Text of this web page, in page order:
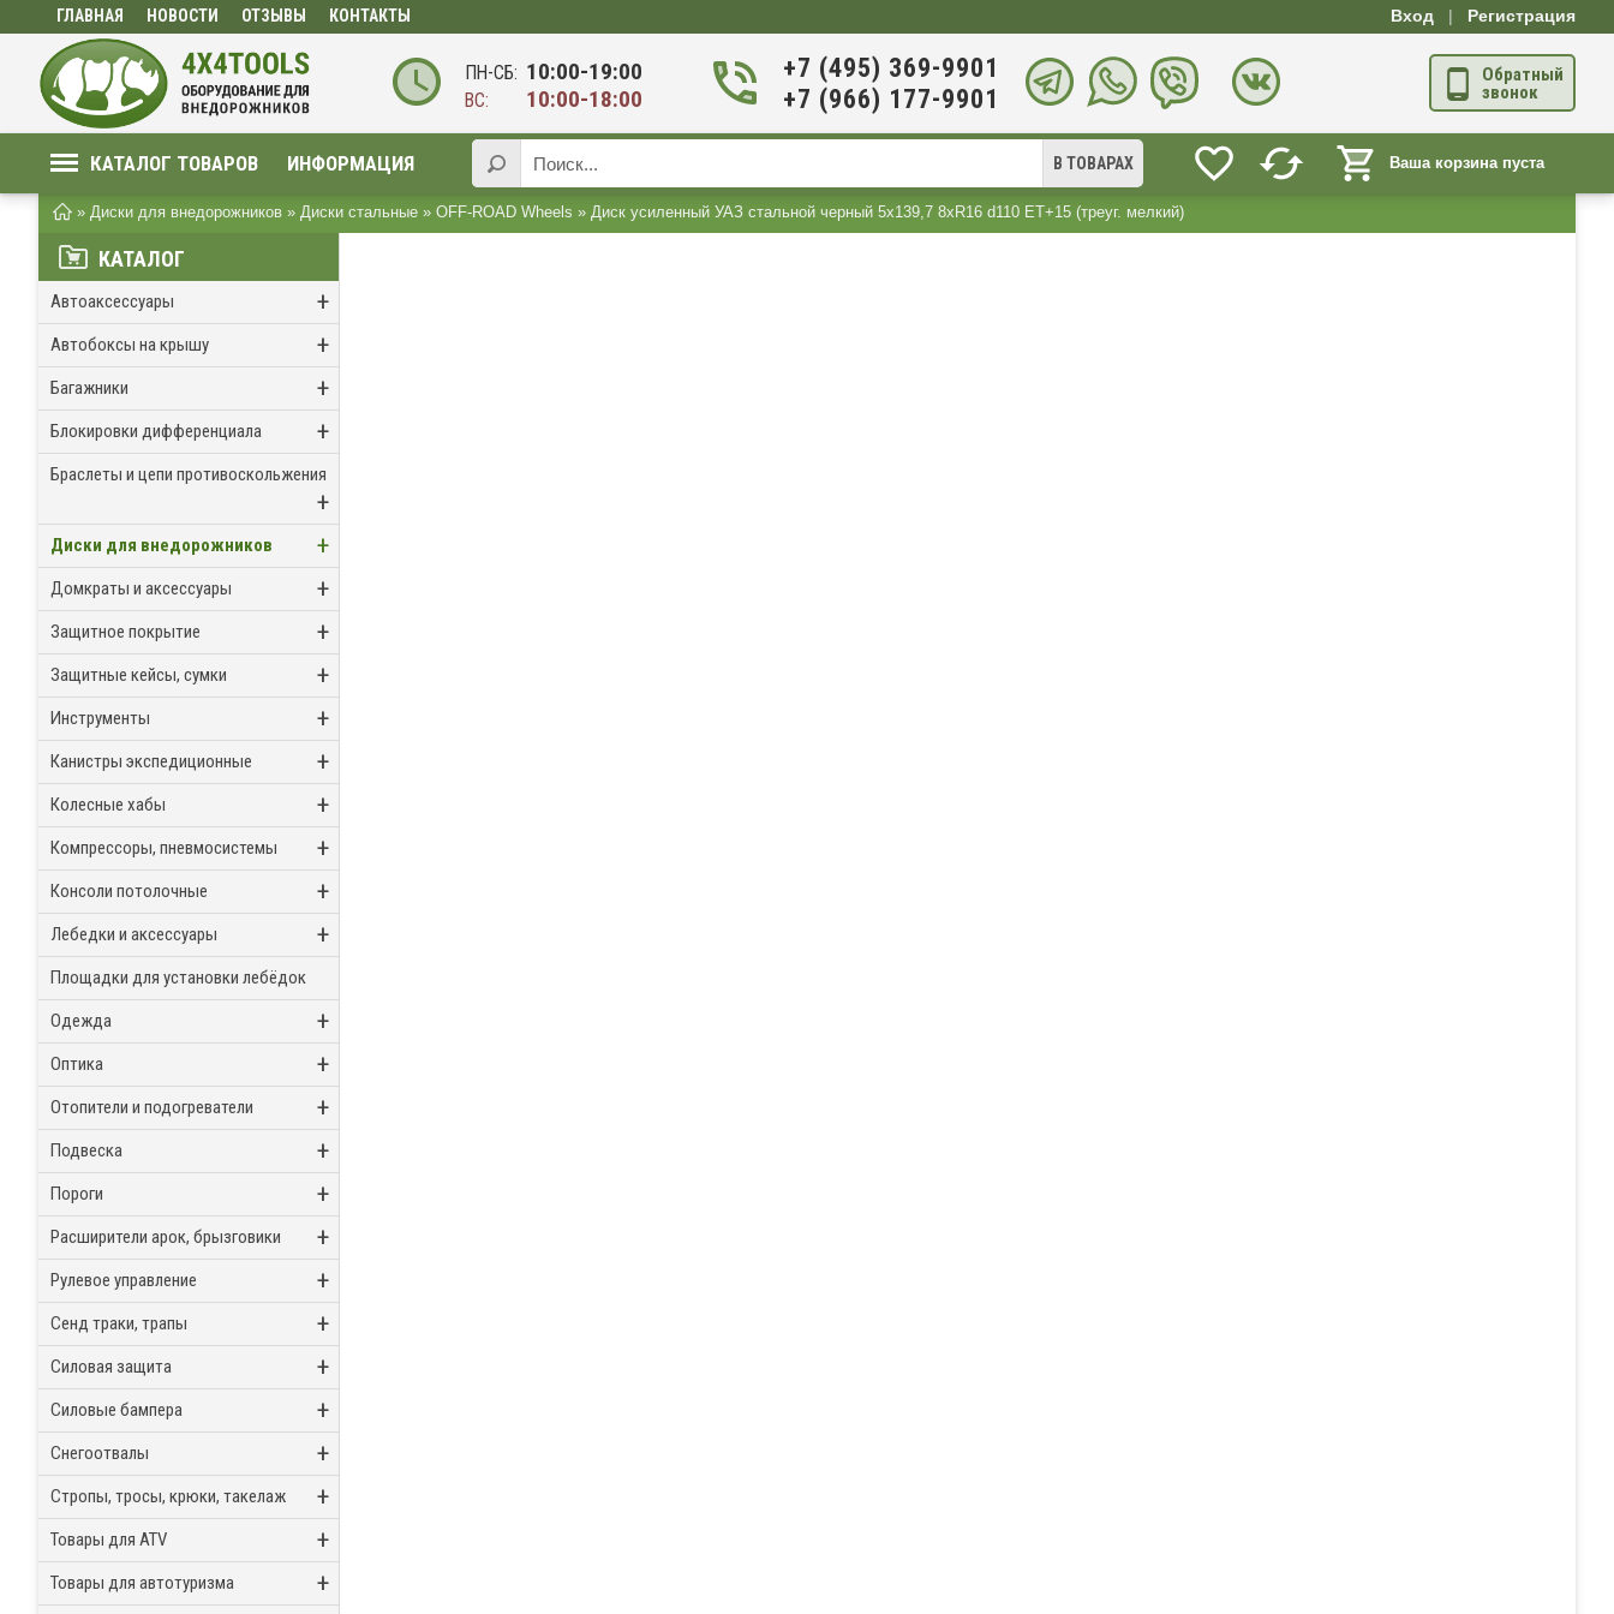
ГЛАВНАЯ НОВОСТИ ОТЗЫВЫ КОНТАКТЫ Вход | Регистрация
ПН-СБ: 10:00-19:00
ВС: 10:00-18:00
+7 (495) 369-9901
+7 (966) 177-9901
Обратный
звонок
КАТАЛОГ ТОВАРОВ ИНФОРМАЦИЯ Ваша корзина пуста
В ТОВАРАХ
» Диски для внедорожников » Диски стальные » OFF-ROAD Wheels » Диск усиленный УАЗ стальной черный 5x139,7 8xR16 d110 ET+15 (треуг. мелкий)
КАТАЛОГ
Автоаксессуары +
Автобоксы на крышу +
Багажники +
Блокировки дифференциала +
Браслеты и цепи противоскольжения
+
Диски для внедорожников +
Домкраты и аксессуары +
Защитное покрытие +
Защитные кейсы, сумки +
Инструменты +
Канистры экспедиционные +
Колесные хабы +
Компрессоры, пневмосистемы +
Консоли потолочные +
Лебедки и аксессуары +
Площадки для установки лебёдок
Одежда
+
Оптика +
Отопители и подогреватели +
Подвеска +
Пороги +
Расширители арок, брызговики +
Рулевое управление +
Сенд траки, трапы +
Силовая защита +
Силовые бампера +
Снегоотвалы +
Стропы, тросы, крюки, такелаж +
Товары для ATV +
Товары для автотуризма
+